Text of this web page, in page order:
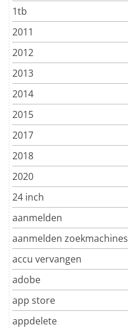
1tb
2011
2012
2013
2014
2015
2017
2018
2020
24 inch
aanmelden
aanmelden zoekmachines
accu vervangen
adobe
app store
appdelete